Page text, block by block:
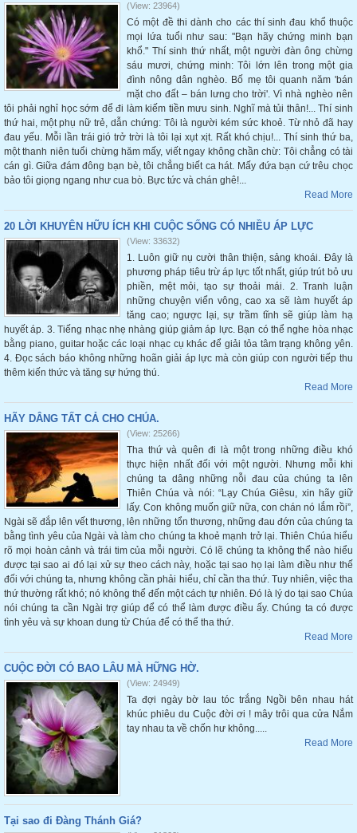
(View: 23964)
Có một đề thi dành cho các thí sinh đau khổ thuộc
mọi lứa tuổi như sau: "Bạn hãy chứng minh bạn
khổ." Thí sinh thứ nhất, một người đàn ông chừng
sáu mươi, chứng minh: Tôi lớn lên trong một gia
đình nông dân nghèo. Bố mẹ tôi quanh năm 'bán
mặt cho đất – bán lưng cho trời'. Vì nhà nghèo nên
tôi phải nghỉ học sớm để đi làm kiếm tiền mưu sinh. Nghĩ mà tủi thân!... Thí sinh
thứ hai, một phụ nữ trẻ, dẫn chứng: Tôi là người kém sức khoẻ. Từ nhỏ đã hay
đau yếu. Mỗi lần trái gió trở trời là tôi lại xụt xịt. Rất khó chịu!... Thí sinh thứ ba,
một thanh niên tuổi chừng hăm mấy, viết ngay không chần chừ: Tôi chẳng có tài
cán gì. Giữa đám đông bạn bè, tôi chẳng biết ca hát. Mấy đứa bạn cứ trêu chọc
bảo tôi giọng ngang như cua bò. Bực tức và chán ghê!...
Read More
20 LỜI KHUYÊN HỮU ÍCH KHI CUỘC SỐNG CÓ NHIỀU ÁP LỰC
(View: 33632)
1. Luôn giữ nụ cười thân thiện, sảng khoái. Đây là
phương pháp tiêu trừ áp lực tốt nhất, giúp trút bỏ ưu
phiền, mệt mỏi, tạo sự thoải mái. 2. Tranh luận
những chuyện viển vông, cao xa sẽ làm huyết áp
tăng cao; ngược lại, sự trầm tĩnh sẽ giúp làm hạ
huyết áp. 3. Tiếng nhạc nhẹ nhàng giúp giảm áp lực. Bạn có thể nghe hòa nhạc
bằng piano, guitar hoặc các loại nhạc cụ khác để giải tỏa tâm trạng không yên.
4. Đọc sách báo không những hoãn giải áp lực mà còn giúp con người tiếp thu
thêm kiến thức và tăng sự hứng thú.
Read More
HÃY DÂNG TẤT CẢ CHO CHÚA.
(View: 25266)
Tha thứ và quên đi là một trong những điều khó
thực hiện nhất đối với một người. Nhưng mỗi khi
chúng ta dâng những nỗi đau của chúng ta lên
Thiên Chúa và nói: “Lạy Chúa Giêsu, xin hãy giữ
lấy. Con không muốn giữ nữa, con chán nó lắm rồi”,
Ngài sẽ đắp lên vết thương, lên những tổn thương, những đau đớn của chúng ta
bằng tình yêu của Ngài và làm cho chúng ta khoẻ mạnh trở lại. Thiên Chúa hiểu
rõ mọi hoàn cảnh và trái tim của mỗi người. Có lẽ chúng ta không thể nào hiểu
được tại sao ai đó lại xử sự theo cách này, hoặc tại sao họ lại làm điều như thế
đối với chúng ta, nhưng không cần phải hiểu, chỉ cần tha thứ. Tuy nhiên, việc tha
thứ thường rất khó; nó không thể đến một cách tự nhiên. Đó là lý do tại sao Chúa
nói chúng ta cần Ngài trợ giúp để có thể làm được điều ấy. Chúng ta có được
tình yêu và sự khoan dung từ Chúa để có thể tha thứ.
Read More
CUỘC ĐỜI CÓ BAO LÂU MÀ HỮNG HỜ.
(View: 24949)
Ta đợi ngày bờ lau tóc trắng Ngồi bên nhau hát
khúc phiêu du Cuộc đời ơi ! mây trôi qua cửa Nắm
tay nhau ta về chốn hư không.....
Read More
Tại sao đi Đàng Thánh Giá?